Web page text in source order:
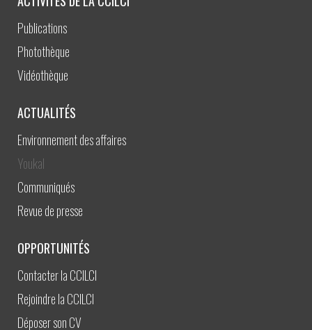
Publications
Photothèque
Vidéothèque
ACTUALITÉS
Environnement des affaires
Youkal
Communiqués
Revue de presse
OPPORTUNITÉS
Contacter la CCILCI
Rejoindre la CCILCI
Déposer son CV